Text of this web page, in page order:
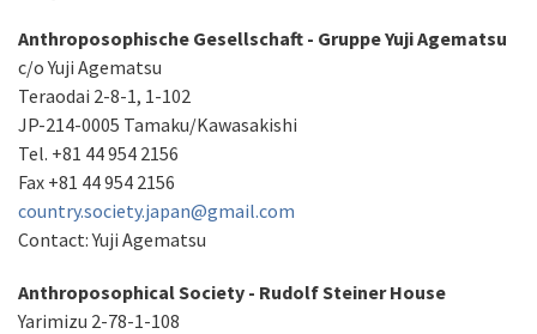
Anthroposophische Gesellschaft - Gruppe Yuji Agematsu
c/o Yuji Agematsu
Teraodai 2-8-1, 1-102
JP-214-0005 Tamaku/Kawasakishi
Tel. +81 44 954 2156
Fax +81 44 954 2156
country.society.japan@gmail.com
Contact: Yuji Agematsu
Anthroposophical Society - Rudolf Steiner House
Yarimizu 2-78-1-108